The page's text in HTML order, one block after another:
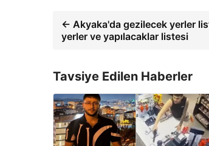
← Akyaka'da gezilecek yerler
yerler ve yapılacaklar listesi
Tavsiye Edilen Haberler